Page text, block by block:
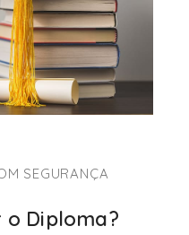
SEGURANÇA
Diploma?